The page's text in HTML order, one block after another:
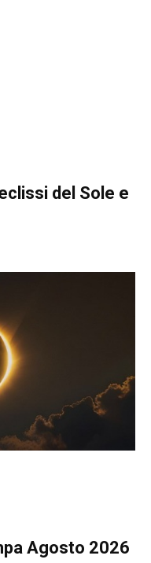
del Sole e
Agosto 2026